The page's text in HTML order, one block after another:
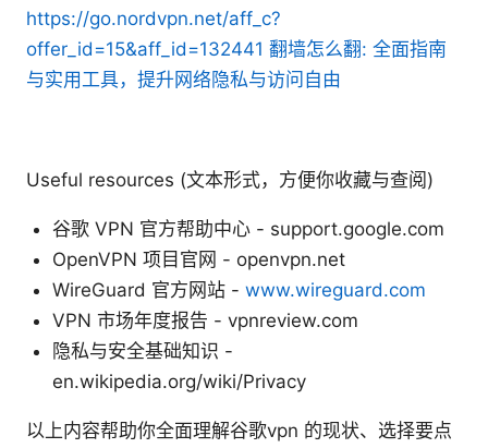
https://go.nordvpn.net/aff_c?
offer_id=15&aff_id=132441 翻墙怎么翻: 全面指南
与实用工具，提升网络隐私与访问自由
Useful resources (文本形式，方便你收藏与查阅)
谷歌 VPN 官方帮助中心 - support.google.com
OpenVPN 项目官网 - openvpn.net
WireGuard 官方网站 - www.wireguard.com
VPN 市场年度报告 - vpnreview.com
隐私与安全基础知识 -
en.wikipedia.org/wiki/Privacy
以上内容帮助你全面理解谷歌vpn 的现状、选择要点